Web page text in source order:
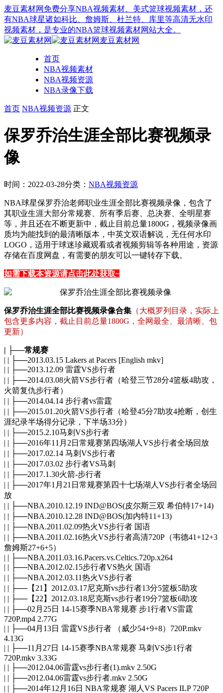
麦豆素材网免费分享NBA视频素材、美式篮球视频素材，还
有NBA球星诸如科比、詹姆斯、杜兰特、库里等高清无水印
视频素材，是专业的NBA篮球视频素材网站大全。
麦豆素材网
首页
NBA视频素材
NBA视频资源
NBA录像下载
首页 NBA视频资源 正文
保罗乔治生涯全部比赛视频录
像
时间：2022-03-28分类： NBA视频资源
NBA球星保罗乔治老师职业生涯全部比赛视频录像，包含了
其职业生涯大部分常规赛、所有季后赛、总决赛、全明星赛
等，并且还在不断更新中，截止目前总量1800G，视频录像画
质均为能找到的最清晰版本，中英文双语解说，无任何水印
LOGO，适用于球迷珍藏观看或者视频剪辑等各种用途，资源
存储在百度网盘，有需要的朋友可以一键转存下载。
如需下载本资源请点击此处获取~
保罗乔治生涯全部比赛视频录像合集 （大概罗列目录，实际上
包含更多内容，截止目前总量1800G，全网最全、最清晰、包
更新）
| ├──常规赛
| | ├──2013.03.15 Lakers at Pacers [English mkv]
| | ├──2013.12.09 雷霆VS步行者
| | ├──2014.03.08火箭VS步行者（哈登三节28分4篮板4助攻，
火箭复仇步行者）
| | ├──2014.04.14 步行者vs雷霆
| | ├──2015.01.20火箭VS步行者（哈登45分7助攻4抢断，创生
涯纪录半场得分记录，下半场33分）
| | ├──2015.2.10马刺VS步行者
| | ├──2016年11月2日常规赛第四场湖人VS步行者全场回放
| | ├──2017.02.14 马刺VS步行者
| | ├──2017.03.02 步行者VS马刺
| | ├──2017.1.30火箭-步行者
| | ├──2017年1月21日常规赛第四十七场湖人VS步行者全场回
放
| | ├──NBA.2010.12.19 IND@BOS(皮尔斯三双 希伯特17+14)
| | ├──NBA.2010.12.28 IND@BOS(加内特11+13)
| | ├──NBA.2011.02.09热火VS步行者 国语
| | ├──NBA.2011.02.16热火VS步行者高清720P（韦德41+12+3
詹姆斯27+6+5）
| | ├──NBA.2011.03.16.Pacers.vs.Celtics.720p.x264
| | ├──NBA.2012.02.15步行者VS热火 国语
| | ├──NBA.2012.03.11热火VS步行者
| | ├──【21】2012.03.17尼克斯vs步行者13分5篮板5助攻
| | ├──【22】2012.03.18尼克斯vs步行者19分7篮板6助攻
| | ├──02月25日 14-15赛季NBA常规赛 步1行者VS雷霆
720P.mp4 2.77G
| | ├──04月13日 雷霆VS步行者 （威少54+9+8）720P.mkv
4.13G
| | ├──11月27日 14-15赛季NBA常规赛 马刺VS步1行者
720P.mkv 3.33G
| | ├──2012.04.06雷霆vs步行者(1).mkv 2.50G
| | ├──2012.04.06雷霆vs步行者.mkv 2.50G
| | ├──2014年12月16日 NBA常规赛 湖人VS Pacers ILP 720P